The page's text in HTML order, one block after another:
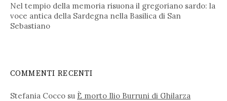
Nel tempio della memoria risuona il gregoriano sardo: la
voce antica della Sardegna nella Basilica di San
Sebastiano
COMMENTI RECENTI
Stefania Cocco su È morto Ilio Burruni di Ghilarza